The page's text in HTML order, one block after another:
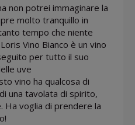
non potrei immaginare la
molto tranquillo in
tempo che niente
Vino Bianco è un vino
per tutto il suo
uve
vino ha qualcosa di
una tavolata di spirito,
Ha voglia di prendere la